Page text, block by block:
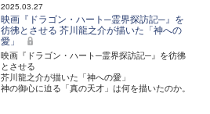
2025.03.27
映画『ドラゴン・ハート─霊界探訪記─』を
彷彿とさせる 芥川龍之介が描いた「神への
愛」
映画『ドラゴン・ハート─霊界探訪記─』を彷彿
とさせる
芥川龍之介が描いた「神への愛」
神の御心に迫る「真の天才」は何を描いたのか。